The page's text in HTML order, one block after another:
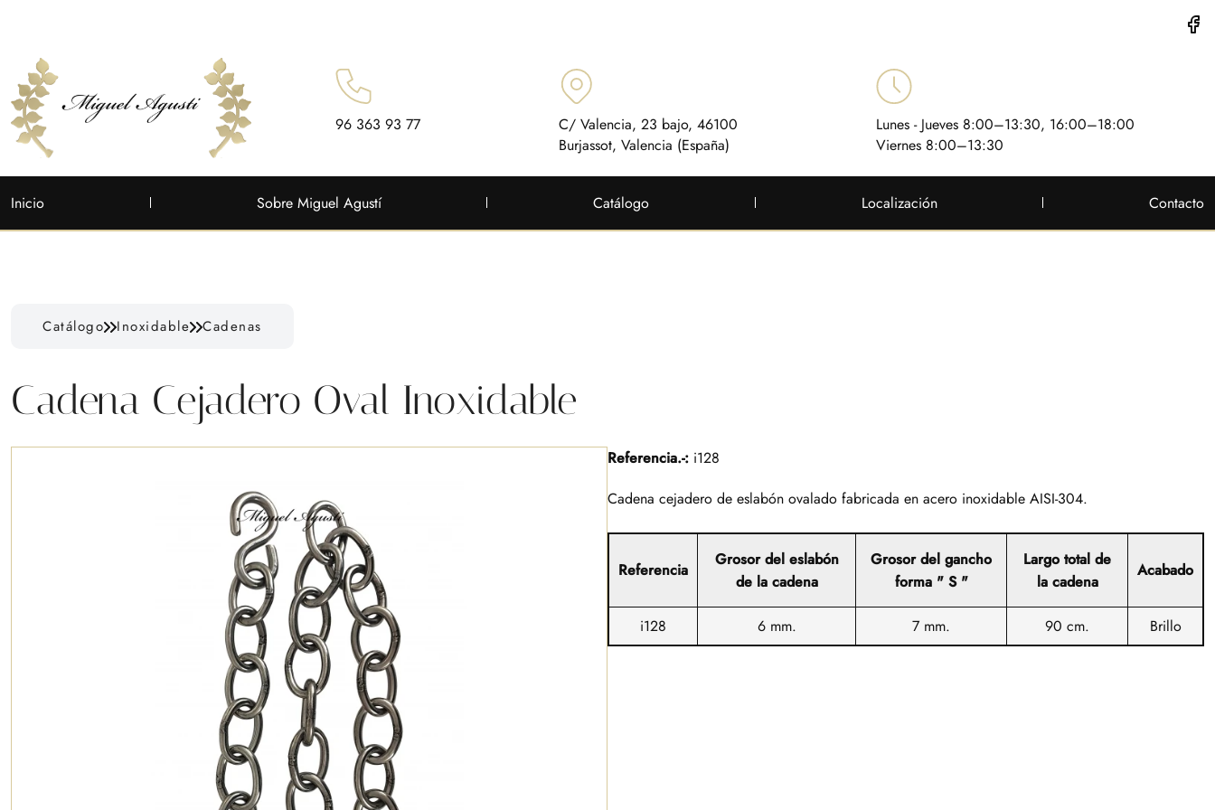
96 363 93 77
C/ Valencia, 23 bajo, 46100
Burjassot, Valencia (España)
Lunes - Jueves 8:00–13:30, 16:00–18:00
Viernes 8:00–13:30
Inicio Sobre Miguel Agustí Catálogo Localización Contacto
Catálogo Inoxidable Cadenas
Cadena Cejadero Oval Inoxidable
Referencia.-: i128
Cadena cejadero de eslabón ovalado fabricada en acero inoxidable AISI-304.
Referencia
Grosor del eslabón
de la cadena
Grosor del gancho
forma " S "
Largo total de
la cadena
Acabado
i128 6 mm. 7 mm. 90 cm. Brillo